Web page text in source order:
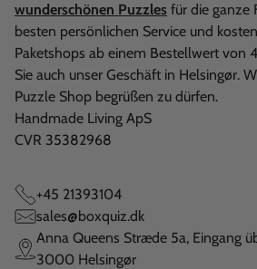
wunderschönen Puzzles für die ganze
besten persönlichen Service und
Paketshops ab einem Bestellwert von
Sie auch unser Geschäft in Helsingør.
Puzzle Shop begrüßen zu dürfen.
Handmade Living ApS
CVR 35382968
+45 21393104
sales@boxquiz.dk
Anna Queens Stræde 5a, Eingang
3000 Helsingør